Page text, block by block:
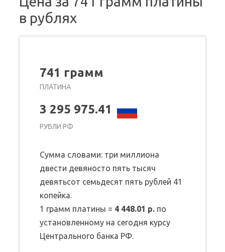
в рублях
741 грамм
ПЛАТИНА
3 295 975.41
РУБЛИ РФ
Сумма словами: три миллиона
двести девяносто пять тысяч
девятьсот семьдесят пять рублей 41
копейка.
1 грамм платины = 4 448.01 р. по
установленному на сегодня курсу
Центрального банка РФ.